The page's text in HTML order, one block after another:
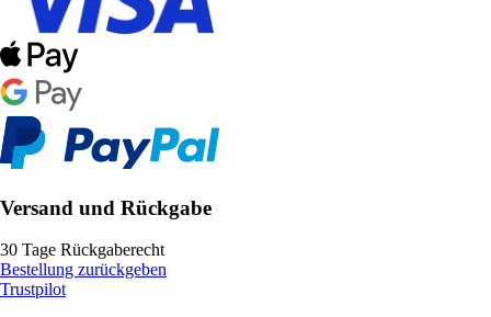
Versand und Rückgabe
30 Tage Rückgaberecht
Bestellung zurückgeben
Trustpilot